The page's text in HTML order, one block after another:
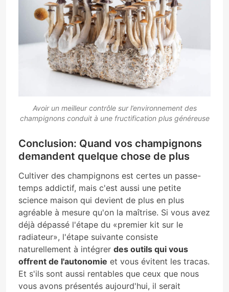
Avoir un meilleur contrôle sur l’environnement des
champignons conduit à une fructification plus généreuse
Conclusion: Quand vos champignons
demandent quelque chose de plus
Cultiver des champignons est certes un passe-
temps addictif, mais c'est aussi une petite
science maison qui devient de plus en plus
agréable à mesure qu'on la maîtrise. Si vous avez
déjà dépassé l'étape du «premier kit sur le
radiateur», l'étape suivante consiste
naturellement à intégrer des outils qui vous
offrent de l'autonomie et vous évitent les tracas.
Et s'ils sont aussi rentables que ceux que nous
vous avons présentés aujourd'hui, il serait